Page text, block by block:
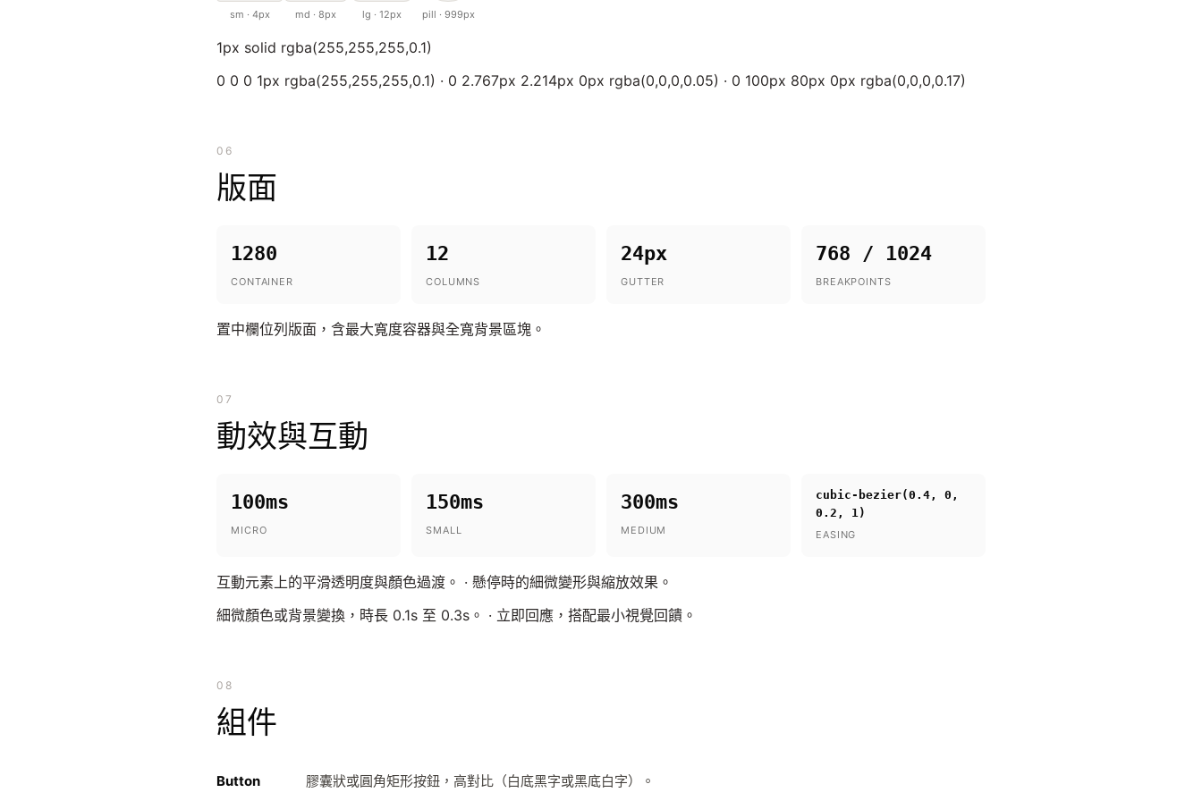
sm · 4px md · 8px lg · 12px pill · 999px
1px solid rgba(255,255,255,0.1)
0 0 0 1px rgba(255,255,255,0.1) · 0 2.767px 2.214px 0px rgba(0,0,0,0.05) · 0 100px 80px 0px rgba(0,0,0,0.17)
06
版面
1280
CONTAINER
12
COLUMNS
24px
GUTTER
768 / 1024
BREAKPOINTS
置中欄位列版面，含最大寬度容器與全寬背景區塊。
07
動效與互動
100ms
MICRO
150ms
SMALL
300ms
MEDIUM
cubic-bezier(0.4, 0,
0.2, 1)
EASING
互動元素上的平滑透明度與顏色過渡。 · 懸停時的細微變形與縮放效果。
細微顏色或背景變換，時長 0.1s 至 0.3s。 · 立即回應，搭配最小視覺回饋。
08
組件
Button 膠囊狀或圓角矩形按鈕，高對比（白底黑字或黑底白字）。